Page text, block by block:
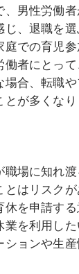
男性労働
じ、退職を
庭での育児
働者にとっ
場合、転職
が多くなり
場に知れ
とはリスク
を申請する
業を利用し
ションや生